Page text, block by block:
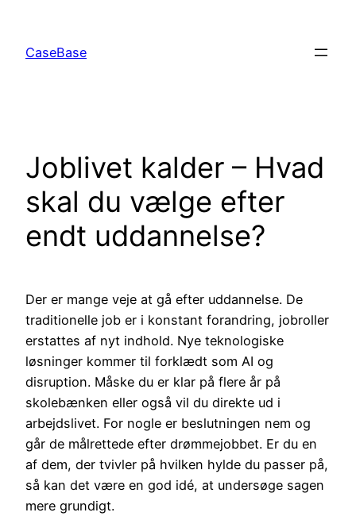
indhold
CaseBase
Joblivet kalder – Hvad
skal du vælge efter
endt uddannelse?
Der er mange veje at gå efter uddannelse. De
traditionelle job er i konstant forandring, jobroller
erstattes af nyt indhold. Nye teknologiske
løsninger kommer til forklædt som AI og
disruption. Måske du er klar på flere år på
skolebænken eller også vil du direkte ud i
arbejdslivet. For nogle er beslutningen nem og
går de målrettede efter drømmejobbet. Er du en
af dem, der tvivler på hvilken hylde du passer på,
så kan det være en god idé, at undersøge sagen
mere grundigt.